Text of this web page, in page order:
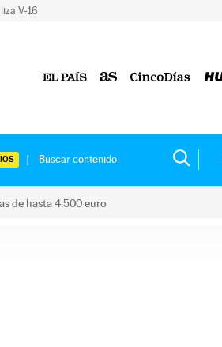
V-16
de hasta 4.500 euro